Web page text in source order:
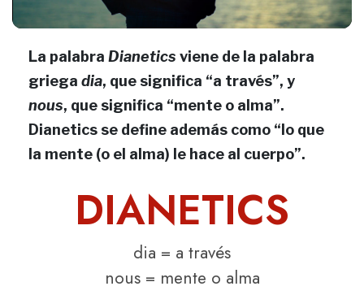
La palabra Dianetics viene de la palabra
griega dia, que significa “a través”, y
nous, que significa “mente o alma”.
Dianetics se define además como “lo que
la mente (o el alma) le hace al cuerpo”.
DIANETICS
dia = a través
nous = mente o alma